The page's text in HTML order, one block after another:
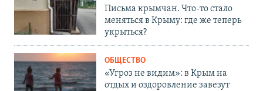
Письма крымчан. Что-то стало
меняться в Крыму: где же теперь
укрыться?
ОБЩЕСТВО
«Угроз не видим»: в Крым на
отдых и оздоровление завезут